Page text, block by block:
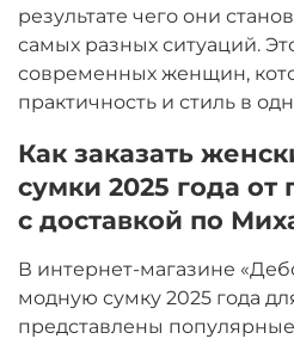
результате чего они
самых разных ситуаций.
современных женщин,
практичность и стиль в
Как заказать
сумки 2025 года от
с доставкой по
В интернет-магазине
модную сумку 2025 года
представлены